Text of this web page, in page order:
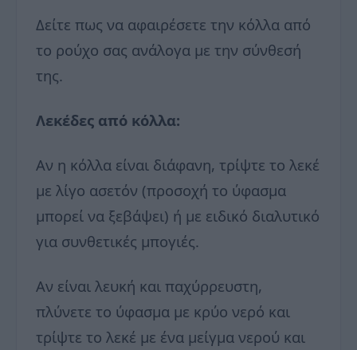
Δείτε πως να αφαιρέσετε την κόλλα από
το ρούχο σας ανάλογα με την σύνθεσή
της.
Λεκέδες από κόλλα:
Αν η κόλλα είναι διάφανη, τρίψτε το λεκέ
με λίγο ασετόν (προσοχή το ύφασμα
μπορεί να ξεβάψει) ή με ειδικό διαλυτικό
για συνθετικές μπογιές.
Αν είναι λευκή και παχύρρευστη,
πλύνετε το ύφασμα με κρύο νερό και
τρίψτε το λεκέ με ένα μείγμα νερού και